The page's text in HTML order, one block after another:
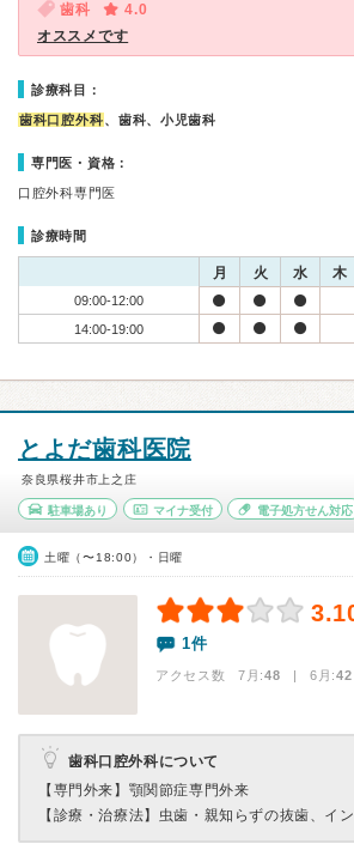
歯科
4.0
オススメです
診療科目：
歯科口腔外科、歯科、小児歯科
専門医・資格：
口腔外科専門医
診療時間
月 火 水 木
09:00-12:00
14:00-19:00
とよだ歯科医院
奈良県桜井市上之庄
駐車場あり マイナ受付 電子処方せん対応
土曜（〜18:00）・日曜
1件
アクセス数 7月:48 | 6月:42
歯科口腔外科について
【専門外来】 顎関節症専門外来
【診療・治療法】 虫歯・親知らずの抜歯、イ